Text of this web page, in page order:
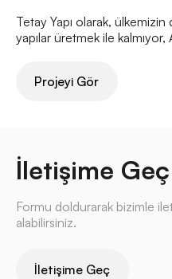
Tetay Yapı olarak, ülkemizin
yapılar üretmek ile kalmıyor,
Projeyi Gör
İletişime Geç
Formu doldurarak bizimle
alabilirsiniz.
İletişime Geç